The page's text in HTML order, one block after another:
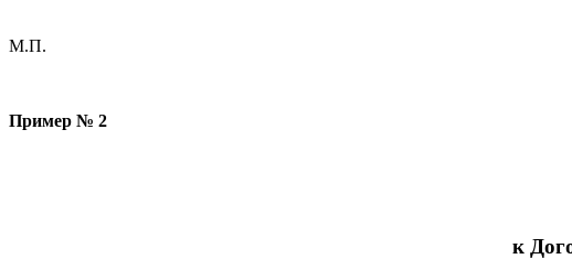
М.П.
Пример № 2
к